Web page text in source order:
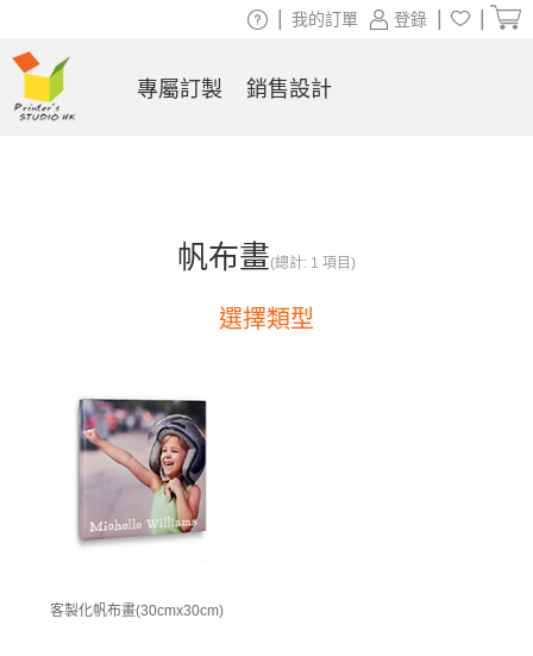
帆布畫(總計: 1 項目)
選擇類型
客製化帆布畫(30cmx30cm)
登錄
我的訂單
專屬訂製 銷售設計